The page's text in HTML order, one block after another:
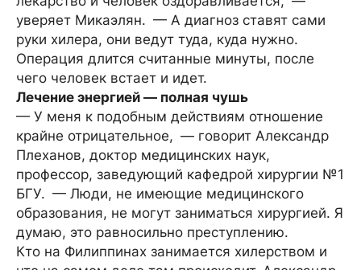
уверяет Микаэлян. — А диагноз ставят сами
руки хилера, они ведут туда, куда нужно.
Операция длится считанные минуты, после
чего человек встает и идет.
Лечение энергией — полная чушь
— У меня к подобным действиям отношение
крайне отрицательное, — говорит Александр
Плеханов, доктор медицинских наук,
профессор, заведующий кафедрой хирургии №1
БГУ. — Люди, не имеющие медицинского
образования, не могут заниматься хирургией. Я
думаю, это равносильно преступлению.
Кто на Филиппинах занимается хилерством и